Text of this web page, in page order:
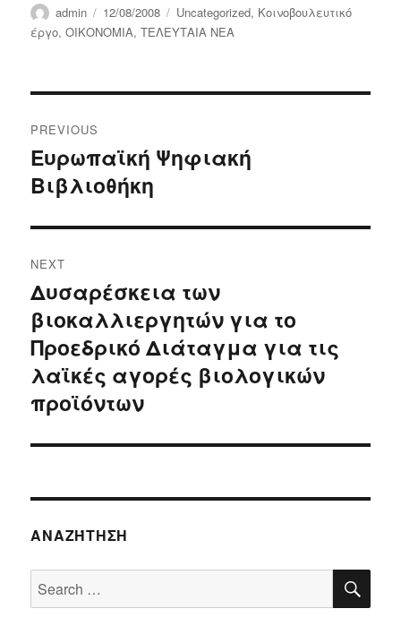
Author
admin
Posted
on
12/08/2008 Categories
Uncategorized, Κοινοβουλευτικό
έργο,ΟΙΚΟΝΟΜΙΑ,ΤΕΛΕΥΤΑΙΑ ΝΕΑ
navigation
PREVIOUS
Previous
post:
Ευρωπαϊκή Ψηφιακή
Βιβλιοθήκη
NEXT
Next
post:
Δυσαρέσκεια των
βιοκαλλιεργητών για το
Προεδρικό Διάταγμα για τις
λαϊκές αγορές βιολογικών
προϊόντων
ΑΝΑΖΉΤΗΣΗ
Search
for: